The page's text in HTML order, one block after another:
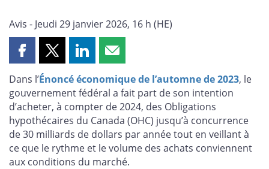
Avis - Jeudi 29 janvier 2026, 16 h (HE)
Partager
page
sur
Facebook
Partager
page
sur
X
Partager
page
sur
LinkedIn
Partager
page
par
courriel
Dans l’Énoncé économique de l’automne de 2023, le
gouvernement fédéral a fait part de son intention
d’acheter, à compter de 2024, des Obligations
hypothécaires du Canada (OHC) jusqu’à concurrence
de 30 milliards de dollars par année tout en veillant à
ce que le rythme et le volume des achats conviennent
aux conditions du marché.